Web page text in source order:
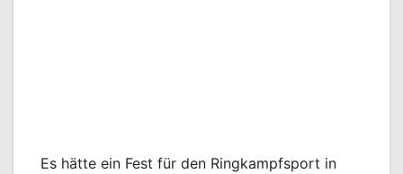
Es hätte ein Fest für den Ringkampfsport in